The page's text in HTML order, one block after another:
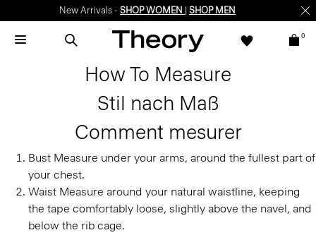
New Arrivals - SHOP WOMEN SHOP MEN
0
How To Measure
Stil nach Maß
Comment mesurer
Bust Measure under your arms, around the fullest part of
your chest.
Waist Measure around your natural waistline, keeping
the tape comfortably loose, slightly above the navel, and
below the rib cage.